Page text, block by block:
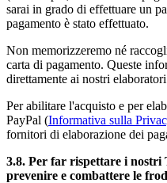
sarai in grado di effettuare un
pagamento è stato effettuato.
Non memorizzeremo né
carta di pagamento. Queste
direttamente ai nostri
Per abilitare l'acquisto e per
PayPal (Informativa sulla
fornitori di elaborazione dei
3.8. Per far rispettare i nostri
prevenire e combattere le